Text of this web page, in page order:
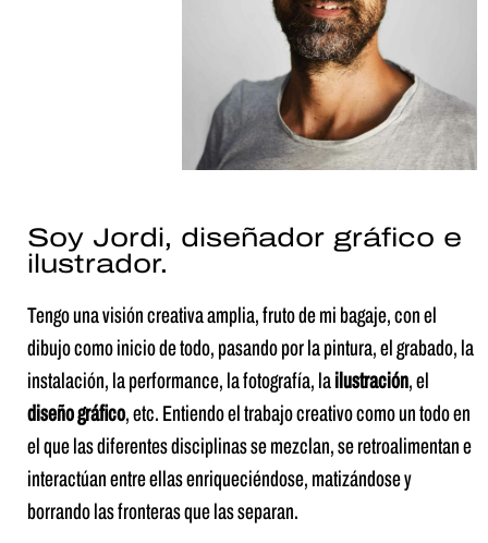
Soy Jordi, diseñador gráfico e
ilustrador.
Tengo una visión creativa amplia, fruto de mi bagaje, con el
dibujo como inicio de todo, pasando por la pintura, el grabado, la
instalación, la performance, la fotografía, lailustración, el
diseño gráfico, etc. Entiendo el trabajo creativo como un todo en
el que las diferentes disciplinas se mezclan, se retroalimentan e
interactúan entre ellas enriqueciéndose, matizándose y
borrando las fronteras que las separan.